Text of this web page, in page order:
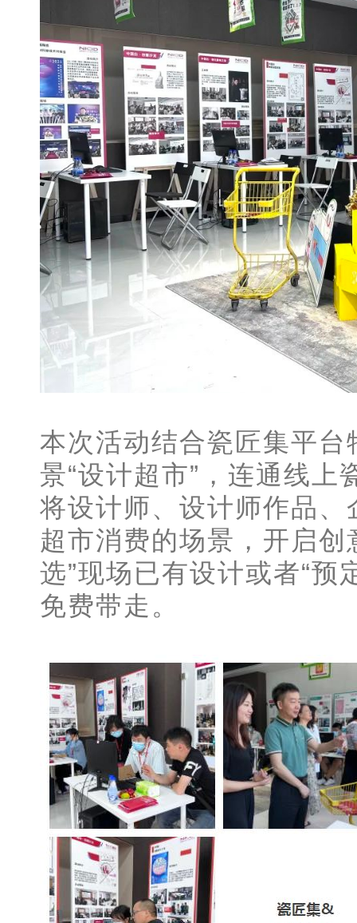
本次活动结合瓷匠集平
景“设计超市”，连通线
将设计师、设计师作品
超市消费的场景，开启
选”现场已有设计或者“预
免费带走。